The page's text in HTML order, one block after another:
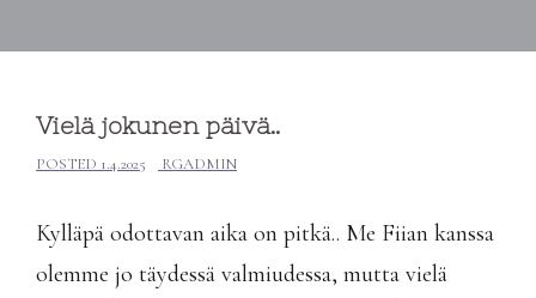
Vielä jokunen päivä..
POSTED 1.4.2025 RGADMIN
Kylläpä odottavan aika on pitkä.. Me Fiian kanssa
olemme jo täydessä valmiudessa, mutta vielä